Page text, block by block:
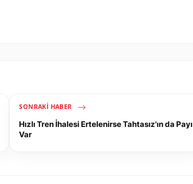
SONRAKI HABER
Hızlı Tren İhalesi Ertelenirse Tahtasız'ın da Payı
Var